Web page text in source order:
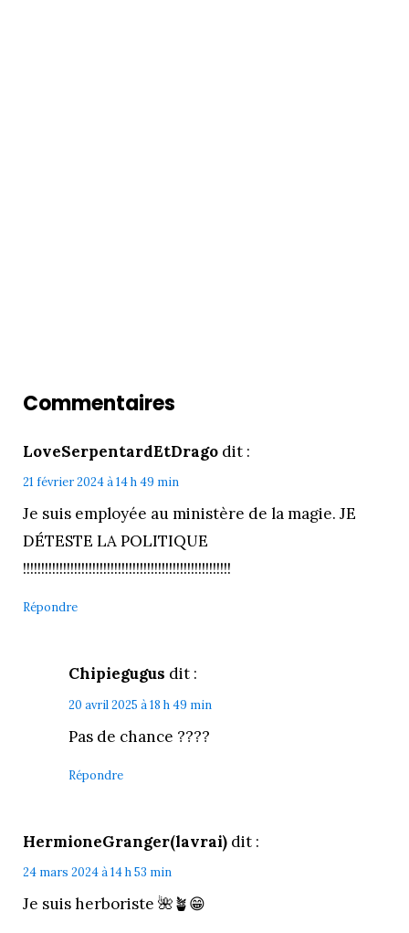
Commentaires
LoveSerpentardEtDrago dit :
21 février 2024 à 14 h 49 min
Je suis employée au ministère de la magie. JE
DÉTESTE LA POLITIQUE
!!!!!!!!!!!!!!!!!!!!!!!!!!!!!!!!!!!!!!!!!!!!!!!!!!!!!!!!!
Répondre
Chipiegugus dit :
20 avril 2025 à 18 h 49 min
Pas de chance ????
Répondre
HermioneGranger(lavrai) dit :
24 mars 2024 à 14 h 53 min
Je suis herboriste 🌺🪴😁